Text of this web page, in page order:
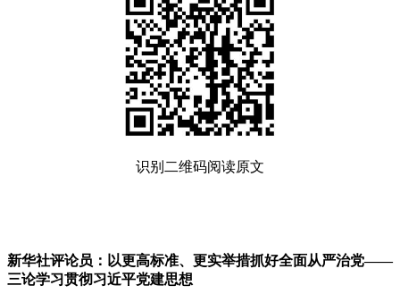
识别二维码阅读原文
新华社评论员：以更高标准、更实举措抓好全面从严治党——
三论学习贯彻习近平党建思想